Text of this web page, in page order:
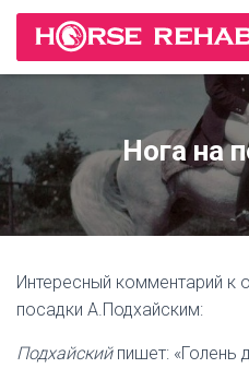
Нога на
Интересный комментарий к
посадки А.Подхайским:
Подхайскийпишет: «Голень